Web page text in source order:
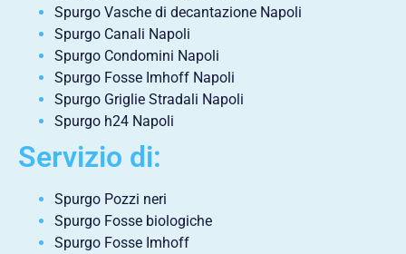
Spurgo Vasche di decantazione Napoli
Spurgo Canali Napoli
Spurgo Condomini Napoli
Spurgo Fosse Imhoff Napoli
Spurgo Griglie Stradali Napoli
Spurgo h24 Napoli
Servizio di:
Spurgo Pozzi neri
Spurgo Fosse biologiche
Spurgo Fosse Imhoff